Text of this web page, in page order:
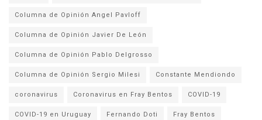
Columna de Opinión Angel Pavloff
Columna de Opinión Javier De León
Columna de Opinión Pablo Delgrosso
Columna de Opinión Sergio Milesi Constante Mendiondo
coronavirus Coronavirus en Fray Bentos COVID-19
COVID-19 en Uruguay Fernando Doti Fray Bentos